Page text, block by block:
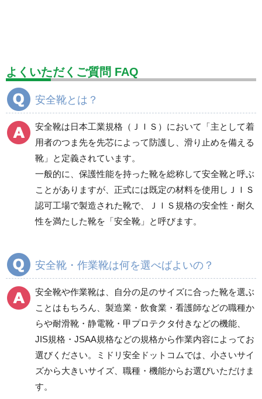
設備用品・作業補助用品 工事作業用品
分煙対策機器
電気保守用品 ワイパー クリーンルーム対策用品
防災グッズ（防災セット） 救急医療品
健康管理器具 季節商品
商品カテゴリ一覧
一般作業安全靴・エコ
タイプ
中編上靴・長編上靴
半長靴
スニーカータイプ
一般作業安全靴・スニ
ーカー型
バンドタイプ
つま先保護性能なし
一般作業安全靴・ウレ
タン底
短靴
中編上靴
一般作業安全靴・ゴム2
層底
短靴
よくいただくご質問 FAQ
安全靴とは？
安全靴は日本工業規格（ＪＩＳ）において「主として着
用者のつま先を先芯によって防護し、滑り止めを備える
靴」と定義されています。
一般的に、保護性能を持った靴を総称して安全靴と呼ぶ
ことがありますが、正式には既定の材料を使用しＪＩＳ
認可工場で製造された靴で、ＪＩＳ規格の安全性・耐久
性を満たした靴を「安全靴」と呼びます。
安全靴・作業靴は何を選べばよいの？
安全靴や作業靴は、自分の足のサイズに合った靴を選ぶ
ことはもちろん、製造業・飲食業・看護師などの職種か
らや耐滑靴・静電靴・甲プロテクタ付きなどの機能、
JIS規格・JSAA規格などの規格から作業内容によってお
選びください。ミドリ安全ドットコムでは、小さいサイ
ズから大きいサイズ、職種・機能からお選びいただけま
す。